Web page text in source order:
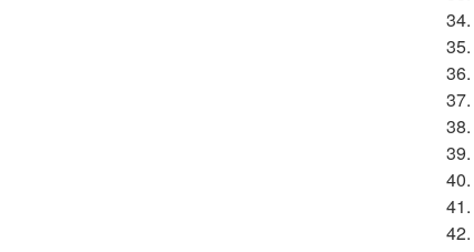
34.
35.
36.
37.
38.
39.
40.
41.
42.